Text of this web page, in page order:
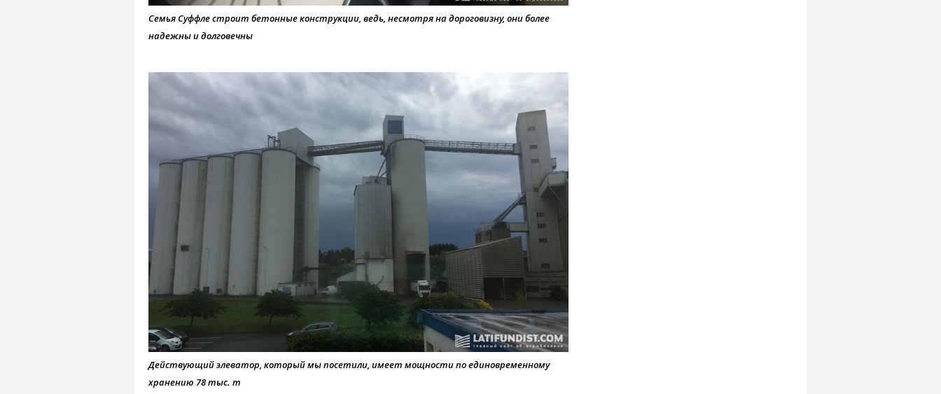
Семья Суффле строит бетонные конструкции, ведь, несмотря на дороговизну, они более
надежны и долговечны
Действующий элеватор, который мы посетили, имеет мощности по единовременному
хранению 78 тыс. т